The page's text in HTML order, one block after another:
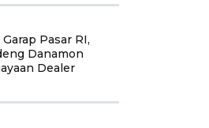
Pasar RI,
Danamon
Dealer